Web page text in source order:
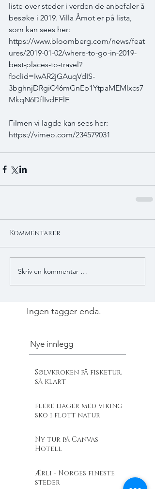
liste over steder i verden de anbefaler å
besøke i 2019. Villa Åmot er på lista,
som kan sees her:
https://www.bloomberg.com/news/feat
ures/2019-01-02/where-to-go-in-2019-
best-places-to-travel?
fbclid=IwAR2jGAuqVdIS-
3bghnjDRgiC46mGnEp1YtpaMEMlxcs7
MkqN6DflIvdFFlE
Filmen vi lagde kan sees her:
https://vimeo.com/234579031
Kommentarer
Skriv en kommentar …
Ingen tagger enda.
Nye innlegg
Sølvkroken på fisketur,
så klart
flere dager med viking
sko i flott natur
Ny tur på Canvas
Hotell
Ærli - Norges fineste
steder